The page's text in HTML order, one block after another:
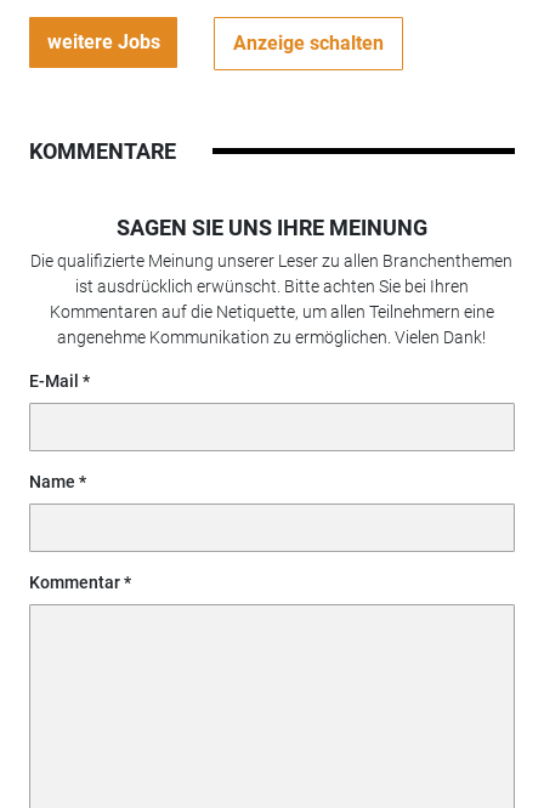
weitere Jobs Anzeige schalten
KOMMENTARE
SAGEN SIE UNS IHRE MEINUNG
Die qualifizierte Meinung unserer Leser zu allen Branchenthemen
ist ausdrücklich erwünscht. Bitte achten Sie bei Ihren
Kommentaren auf die Netiquette, um allen Teilnehmern eine
angenehme Kommunikation zu ermöglichen. Vielen Dank!
E-Mail
Name
Kommentar